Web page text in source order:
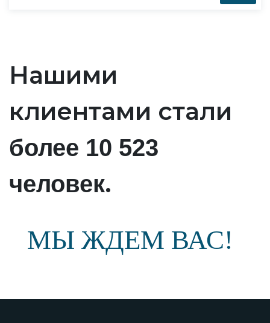
Нашими
клиентами стали
более 10 523
человек.
МЫ ЖДЕМ ВАС!